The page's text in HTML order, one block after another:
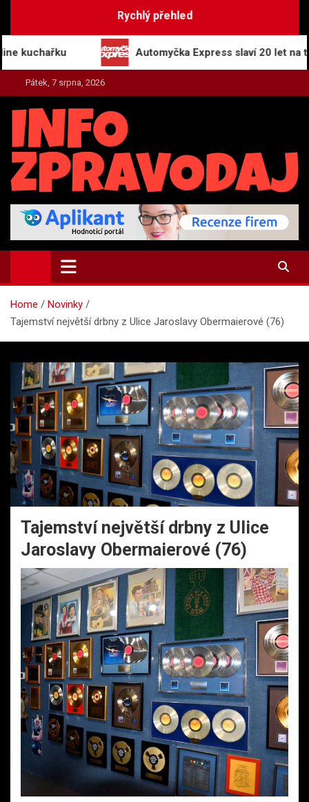
Rychlý přehled
Automyčka Express slaví 20 let na trhu
Pátek, 7 srpna, 2026
INFO-ZPRAVODAJ.CZ
Zpravodajství | Press | Tiskové zprávy
Home
Novinky
Tajemství největší drbny z Ulice Jaroslavy Obermaierové (76)
Tajemství největší drbny z Ulice
Jaroslavy Obermaierové (76)